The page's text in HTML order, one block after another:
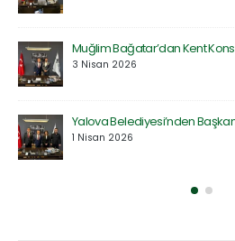
Saadet Partisi Heyetinden Kent
27 Mart 2026
Defne Ekolojik Orman
Gerçekleştirildi